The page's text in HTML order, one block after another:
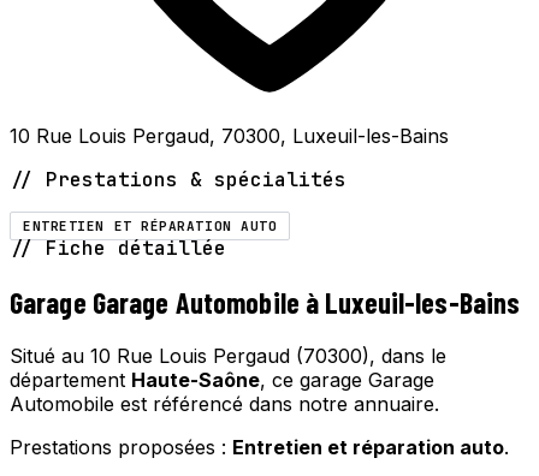
10 Rue Louis Pergaud, 70300, Luxeuil-les-Bains
// Prestations & spécialités
ENTRETIEN ET RÉPARATION AUTO
// Fiche détaillée
Garage Garage Automobile à Luxeuil-les-Bains
Situé au 10 Rue Louis Pergaud (70300), dans le
département Haute-Saône, ce garage Garage
Automobile est référencé dans notre annuaire.
Prestations proposées : Entretien et réparation auto.